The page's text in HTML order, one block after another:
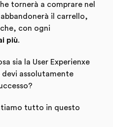
tornerà a comprare nel
il carrello,
con ogni
più.
sia la User Experienxe
devi assolutamente
tutto in questo